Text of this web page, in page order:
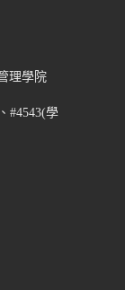
理學院
#4543(學